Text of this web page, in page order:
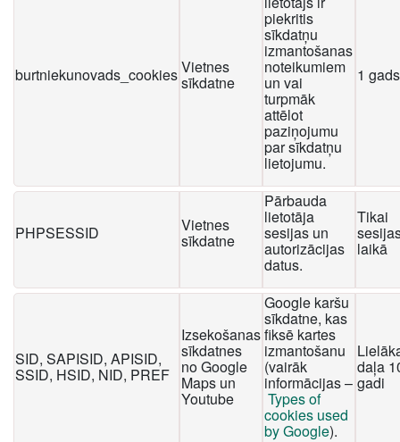
burtniekunovads_cookiesVietnes
sīkdatne
piekritis
sīkdatņu
izmantošanas
noteikumiem
un vai
turpmāk
attēlot
paziņojumu
par sīkdatņu
lietojumu.
1 gads
PHPSESSID Vietnes
sīkdatne
Pārbauda
lietotāja
sesijas un
autorizācijas
datus.
Tikai
laikā
SID, SAPISID, APISID,
SSID, HSID, NID, PREF
Izsekošanas
sīkdatnes
no Google
Maps un
Youtube
Google karšu
sīkdatne, kas
fiksē kartes
izmantošanu
(vairāk
informācijas –
Types of
cookies used
by Google).
daļa
gadi